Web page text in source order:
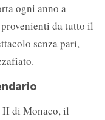
ogni anno a
da tutto il
senza pari,
II di Monaco, il